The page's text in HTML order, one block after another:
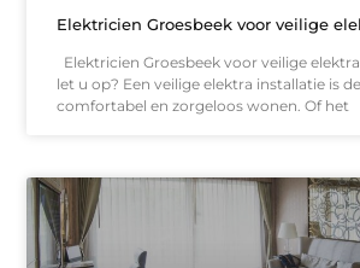
Elektricien Groesbeek voor veilige
Elektricien Groesbeek voor veilige
let u op? Een veilige elektra installatie is
comfortabel en zorgeloos wonen. Of het